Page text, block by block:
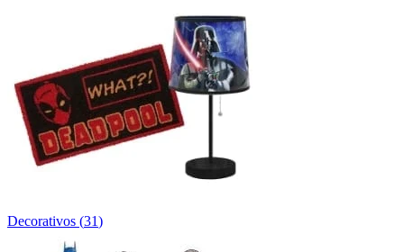
Decorativos (31)